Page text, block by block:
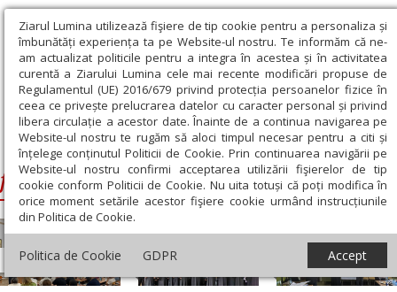
Ziarul Lumina utilizează fişiere de tip cookie pentru a personaliza și
îmbunătăți experiența ta pe Website-ul nostru. Te informăm că ne-
am actualizat politicile pentru a integra în acestea și în activitatea
curentă a Ziarului Lumina cele mai recente modificări propuse de
Regulamentul (UE) 2016/679 privind protecția persoanelor fizice în
ceea ce privește prelucrarea datelor cu caracter personal și privind
libera circulație a acestor date. Înainte de a continua navigarea pe
Website-ul nostru te rugăm să aloci timpul necesar pentru a citi și
înțelege conținutul Politicii de Cookie. Prin continuarea navigării pe
Website-ul nostru confirmi acceptarea utilizării fişierelor de tip
cookie conform Politicii de Cookie. Nu uita totuși că poți modifica în
orice moment setările acestor fişiere cookie urmând instrucțiunile
din Politica de Cookie.
Politica de Cookie GDPR Accept
Ziarul Lumina › formare
formare
Știri Știri